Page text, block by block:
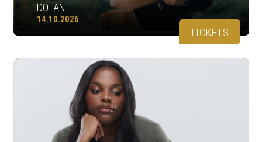
DOTAN
14.10.2026
TICKETS